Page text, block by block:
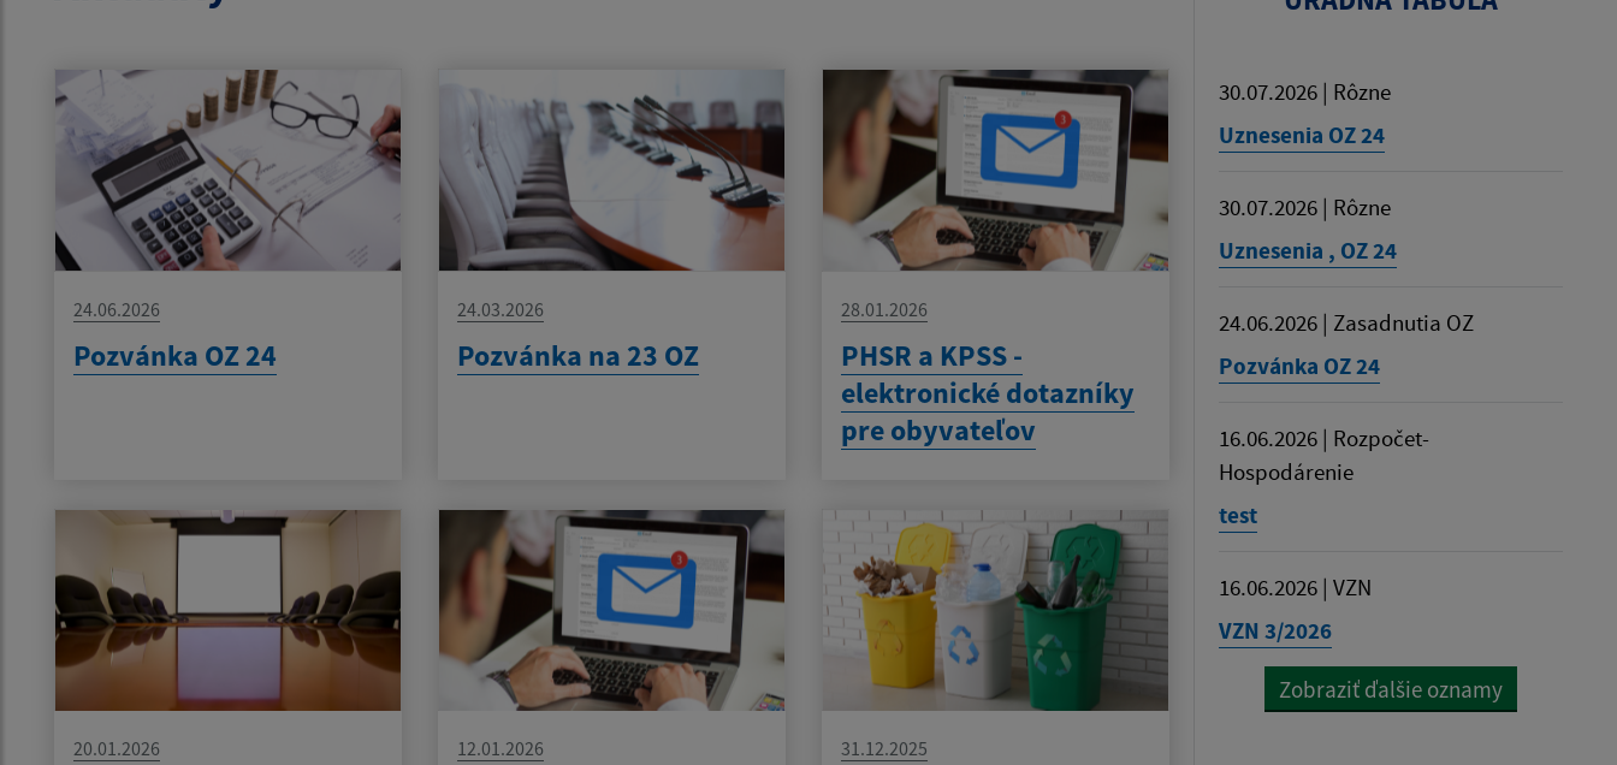
24.06.2026
Pozvánka OZ 24
24.03.2026
Pozvánka na 23 OZ
28.01.2026
PHSR a KPSS -
elektronické dotazníky
pre obyvateľov
20.01.2026 12.01.2026 31.12.2025
30.07.2026 | Rôzne
Uznesenia OZ 24
30.07.2026 | Rôzne
Uznesenia , OZ 24
24.06.2026 | Zasadnutia OZ
Pozvánka OZ 24
16.06.2026 | Rozpočet-
Hospodárenie
test
16.06.2026 | VZN
VZN 3/2026
Zobraziť ďalšie oznamy